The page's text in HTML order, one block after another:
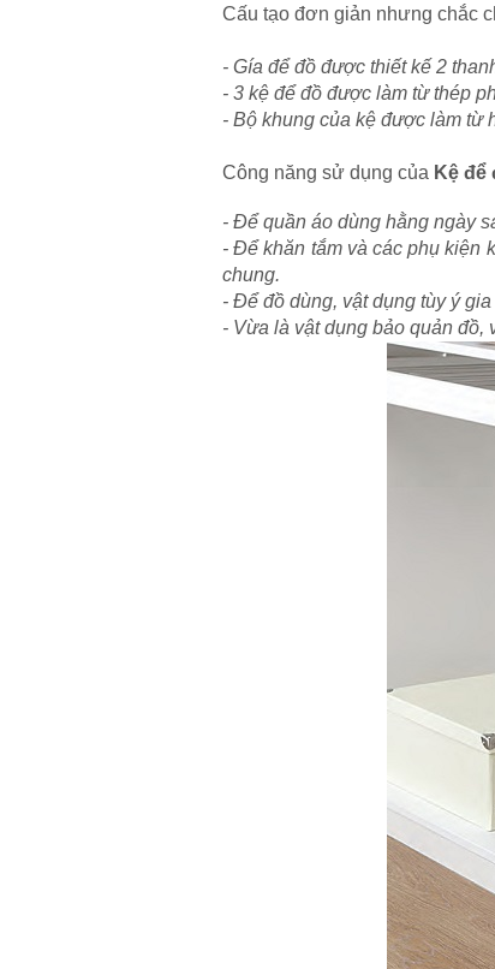
Cấu tạo đơn giản nhưng chắc
- Gía để đồ được thiết kế 2
- 3 kệ để đồ được làm từ thép
- Bộ khung của kệ được làm từ
Công năng sử dụng của Kệ để
- Để quần áo dùng hằng ngày
- Để khăn tắm và các phụ kiện
chung.
- Để đồ dùng, vật dụng tùy ý
- Vừa là vật dụng bảo quản đồ,